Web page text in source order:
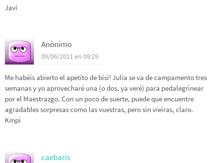
Javi
Anónimo
09/06/2011 en 09:29
Me habéis abierto el apetito de bisi! Julia se va de campamento tres
semanas y yo aprovecharé una (o dos, ya veré) para pedalegrinear
por el Maestrazgo. Con un poco de suerte, puede que encuentre
agradables sorpresas como las vuestras, pero sin vieiras, claro.
Kmpi
caebaris